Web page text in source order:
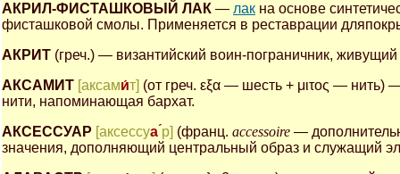
АКРИЛ-ФИСТАШКОВЫЙ ЛАК — лак на основе
фисташковой смолы. Применяется в реставрации
АКРИТ (греч.) — византийский воин-пограничник,
АКСАМИТ [аксами́т] (от греч. εξα — шесть + μιτος — нить)
нити, напоминающая бархат.
АКСЕССУАР [аксессуа ́ р] (франц. accessoire —
значения, дополняющий центральный образ и служащий